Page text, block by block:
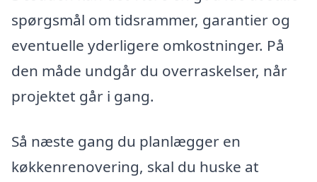
spørgsmål om tidsrammer, garantier og
eventuelle yderligere omkostninger. På
den måde undgår du overraskelser, når
projektet går i gang.
Så næste gang du planlægger en
køkkenrenovering, skal du huske at